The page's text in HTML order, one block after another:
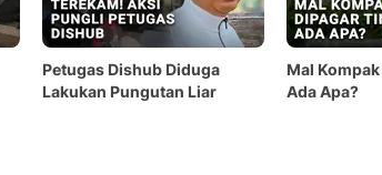
Petugas Dishub Diduga
Lakukan Pungutan Liar
Mal
Ada Apa?